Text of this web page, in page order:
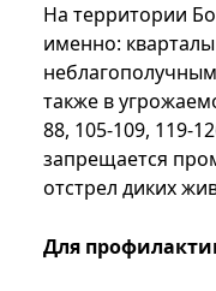
На территории
именно:
также в
88, 105-109, 119-
запрещается
отстрел диких
Для